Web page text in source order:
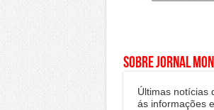
Sobre Jornal
Últimas notícias
ás informações